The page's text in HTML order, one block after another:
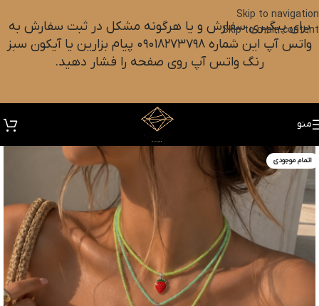
Skip to navigation
Skip to main content
برای پیگیری سفارش و یا هرگونه مشکل در ثبت سفارش به
واتس آپ این شماره ۰۹۰۱۸۲۷۳۷۹۸ پیام بزارین یا آیکون سبز
رنگ واتس آپ روی صفحه را فشار دهید.
منو
اتمام موجودی